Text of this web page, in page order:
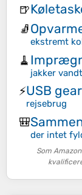
🍺
🧦
ekstremt
🧹
jakker
⚡USB
rejsebrug
🎒
der intet
Som